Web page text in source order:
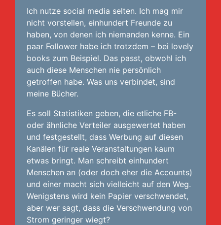
Ich nutze social media selten. Ich mag mir
nicht vorstellen, einhundert Freunde zu
haben, von denen ich niemanden kenne. Ein
paar Follower habe ich trotzdem – bei lovely
books zum Beispiel. Das passt, obwohl ich
auch diese Menschen nie persönlich
getroffen habe. Was uns verbindet, sind
meine Bücher.
Es soll Statistiken geben, die etliche FB-
oder ähnliche Verteiler ausgewertet haben
und festgestellt, dass Werbung auf diesen
Kanälen für reale Veranstaltungen kaum
etwas bringt. Man schreibt einhundert
Menschen an (oder doch eher die Accounts)
und einer macht sich vielleicht auf den Weg.
Wenigstens wird kein Papier verschwendet,
aber wer sagt, dass die Verschwendung von
Strom geringer wiegt?